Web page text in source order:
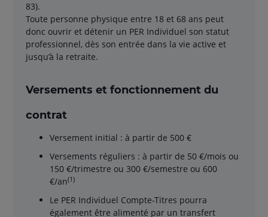
83).
Toute personne physique entre 18 et 68 ans peut
donc ouvrir et détenir un PER Individuel son statut
professionnel, dès son entrée dans la vie active et
jusqu’à la retraite.
Versements et fonctionnement du
contrat
Versement initial : à partir de 500 €
Versements réguliers : à partir de 50 €/mois ou
150 €/trimestre ou 300 €/semestre ou 600
€/an(1)
Le PER Individuel Compte-Titres pourra
également être alimenté par un transfert